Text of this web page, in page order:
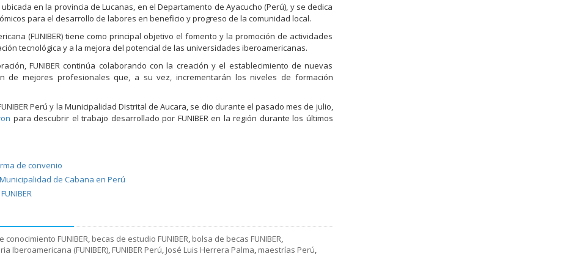
en la provincia de Lucanas, en el Departamento de Ayacucho (Perú), y se dedica
para el desarrollo de labores en beneficio y progreso de la comunidad local.
(FUNIBER) tiene como principal objetivo el fomento y la promoción de actividades
tecnológica y a la mejora del potencial de las universidades iberoamericanas.
FUNIBER continúa colaborando con la creación y el establecimiento de nuevas
de mejores profesionales que, a su vez, incrementarán los niveles de formación
Perú y la Municipalidad Distrital de Aucara, se dio durante el pasado mes de julio,
para descubrir el trabajo desarrollado por FUNIBER en la región durante los últimos
de convenio
de Cabana en Perú
conocimiento FUNIBER, becas de estudio FUNIBER, bolsa de becas FUNIBER,
Iberoamericana (FUNIBER), FUNIBER Perú, José Luis Herrera Palma, maestrías Perú,